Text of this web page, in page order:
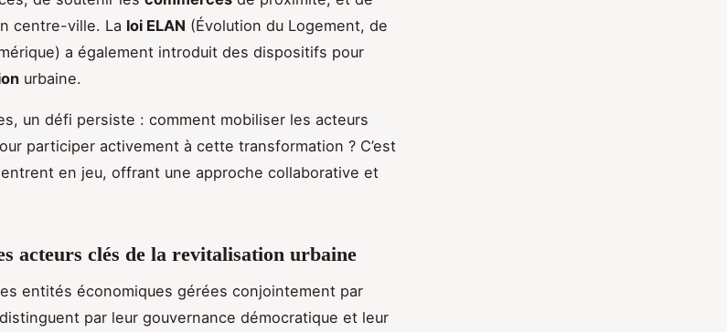
centre-ville. La loi ELAN (Évolution du Logement, de
a également introduit des dispositifs pour
urbaine.
un défi persiste : comment mobiliser les acteurs
participer activement à cette transformation ? C’est
entrent en jeu, offrant une approche collaborative et
acteurs clés de la revitalisation urbaine
entités économiques gérées conjointement par
par leur gouvernance démocratique et leur